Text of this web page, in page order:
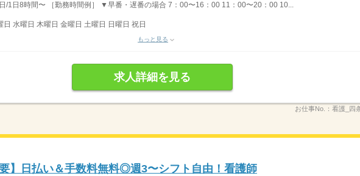
/1日8時間〜 ［勤務時間例］ ▼早番・遅番の場合 7：00〜16：00 11：00〜20：00 10...
日 水曜日 木曜日 金曜日 土曜日 日曜日 祝日
もっと見る
求人詳細を見る
お仕事No.： 看護_四
要】日払い＆手数料無料◎週3〜シフト自由！看護師